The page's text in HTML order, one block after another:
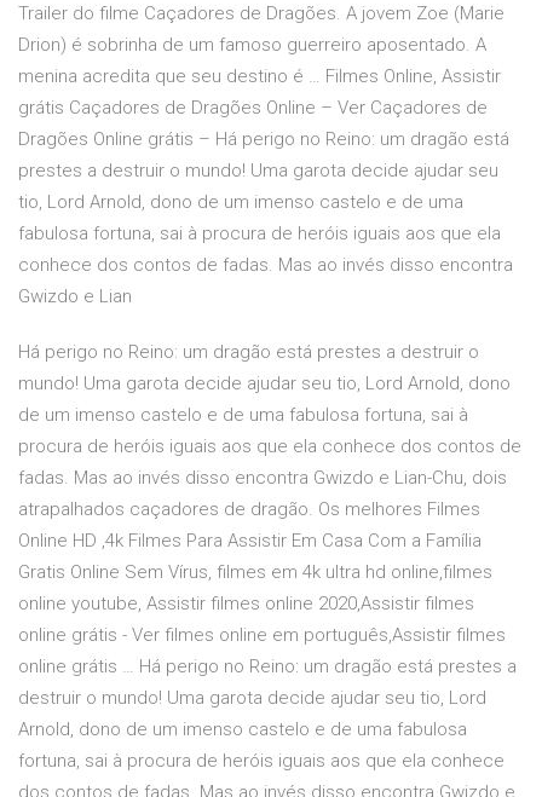
Trailer do filme Caçadores de Dragões. A jovem Zoe (Marie
Drion) é sobrinha de um famoso guerreiro aposentado. A
menina acredita que seu destino é … Filmes Online, Assistir
grátis Caçadores de Dragões Online – Ver Caçadores de
Dragões Online grátis – Há perigo no Reino: um dragão está
prestes a destruir o mundo! Uma garota decide ajudar seu
tio, Lord Arnold, dono de um imenso castelo e de uma
fabulosa fortuna, sai à procura de heróis iguais aos que ela
conhece dos contos de fadas. Mas ao invés disso encontra
Gwizdo e Lian
Há perigo no Reino: um dragão está prestes a destruir o
mundo! Uma garota decide ajudar seu tio, Lord Arnold, dono
de um imenso castelo e de uma fabulosa fortuna, sai à
procura de heróis iguais aos que ela conhece dos contos de
fadas. Mas ao invés disso encontra Gwizdo e Lian-Chu, dois
atrapalhados caçadores de dragão. Os melhores Filmes
Online HD ,4k Filmes Para Assistir Em Casa Com a Família
Gratis Online Sem Vírus, filmes em 4k ultra hd online,filmes
online youtube, Assistir filmes online 2020,Assistir filmes
online grátis - Ver filmes online em português,Assistir filmes
online grátis … Há perigo no Reino: um dragão está prestes a
destruir o mundo! Uma garota decide ajudar seu tio, Lord
Arnold, dono de um imenso castelo e de uma fabulosa
fortuna, sai à procura de heróis iguais aos que ela conhece